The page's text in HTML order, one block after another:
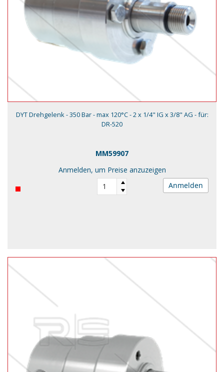
DYT Drehgelenk - 350 Bar - max 120°C - 2 x 1/4" IG x 3/8" AG - für:
DR-520
MM59907
Anmelden, um Preise anzuzeigen
Anmelden